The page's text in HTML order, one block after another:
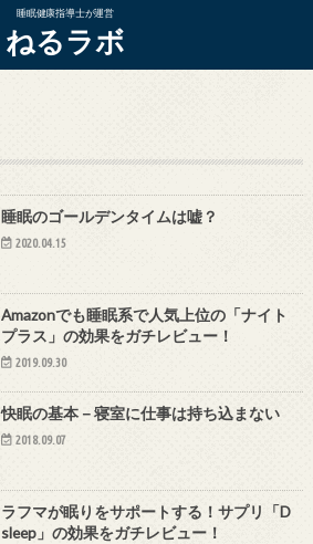
睡眠健康指導士が運営
ねるラボ
睡眠のゴールデンタイムは嘘？
2020.04.15
Amazonでも睡眠系で人気上位の「ナイト
プラス」の効果をガチレビュー！
2019.09.30
快眠の基本－寝室に仕事は持ち込まない
2018.09.07
ラフマが眠りをサポートする！サプリ「D
sleep」の効果をガチレビュー！